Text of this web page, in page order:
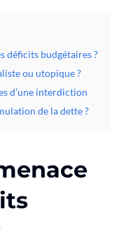
déficits budgétaires ?
ou utopique ?
d’une interdiction
de la dette ?